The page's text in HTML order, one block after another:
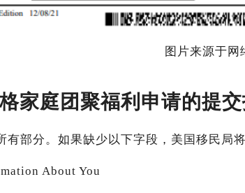
图片来源于网
家庭团聚福利申请的提交
有部分。如果缺少以下字段，美国移民局
About You